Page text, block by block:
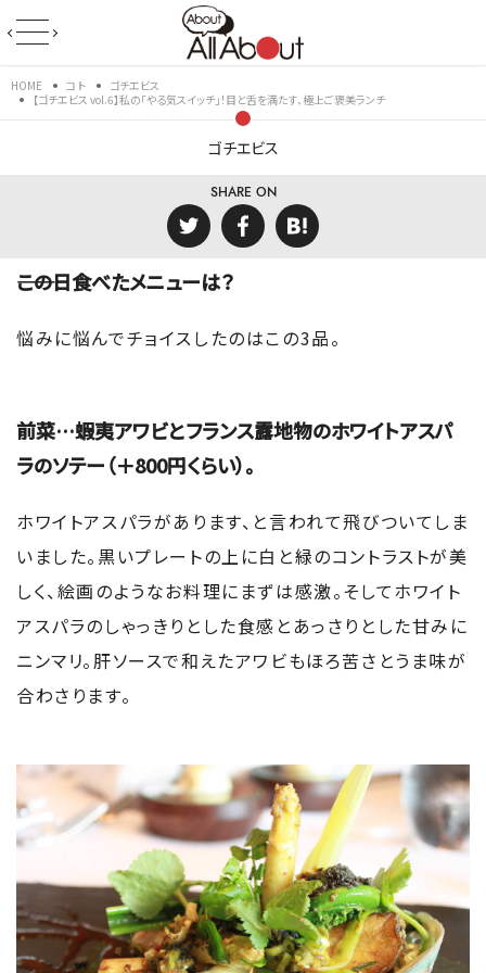
HOME コト
ゴチエビス
【ゴチエビス vol.6】私の「やる気スイッチ」！目と舌を満たす、極上ご褒美ランチ
ゴチエビス
SHARE ON
――この日食べたメニューは？
悩みに悩んでチョイスしたのはこの3品。
前菜…蝦夷アワビとフランス露地物のホワイトアスパ
ラのソテー（＋800円くらい）。
ホワイトアスパラがあります、と言われて飛びついてしま
いました。黒いプレートの上に白と緑のコントラストが美
しく、絵画のようなお料理にまずは感激。そしてホワイト
アスパラのしゃっきりとした食感とあっさりとした甘みに
ニンマリ。肝ソースで和えたアワビもほろ苦さとうま味が
合わさります。